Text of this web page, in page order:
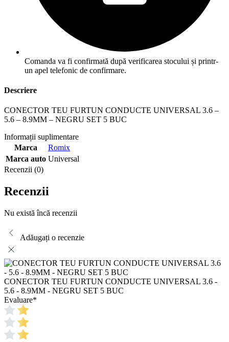
Comanda va fi confirmată după verificarea stocului și printr-
un apel telefonic de confirmare.
Descriere
CONECTOR TEU FURTUN CONDUCTE UNIVERSAL 3.6 –
5.6 – 8.9MM – NEGRU SET 5 BUC
Informații suplimentare
Marca
Romix
Marca auto Universal
Recenzii (0)
Recenzii
Nu există încă recenzii
Adăugați o recenzie
CONECTOR TEU FURTUN CONDUCTE UNIVERSAL 3.6 -
5.6 - 8.9MM - NEGRU SET 5 BUC
Evaluare*